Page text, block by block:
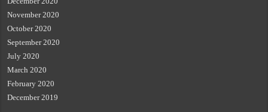
November 2020
October 2020
September 2020
July 2020
March 2020
February 2020
December 2019